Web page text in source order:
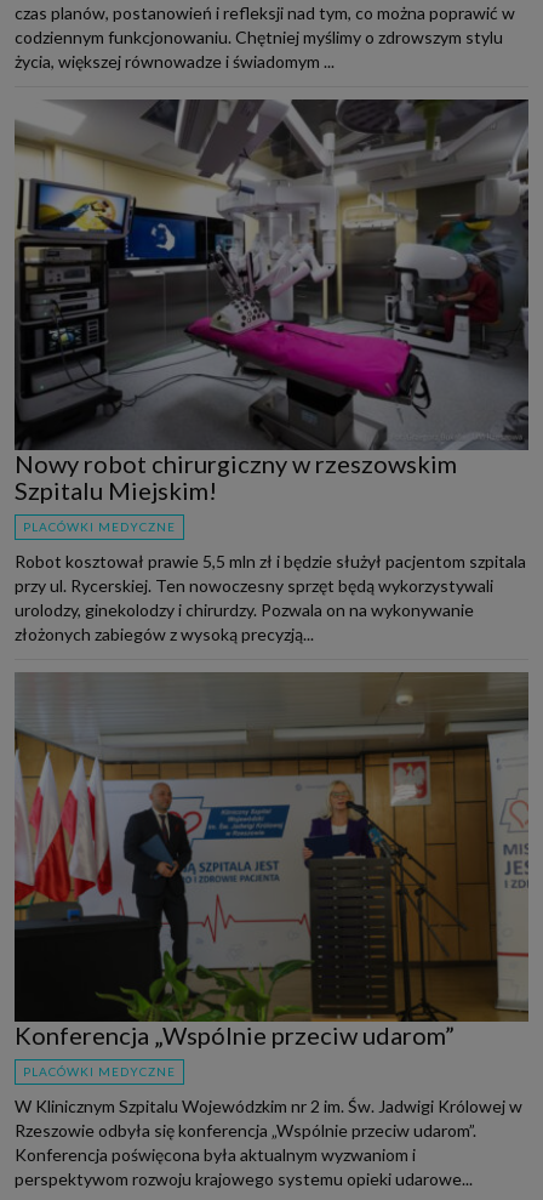
czas planów, postanowień i refleksji nad tym, co można poprawić w
codziennym funkcjonowaniu. Chętniej myślimy o zdrowszym stylu
życia, większej równowadze i świadomym ...
Nowy robot chirurgiczny w rzeszowskim
Szpitalu Miejskim!
PLACÓWKI MEDYCZNE
Robot kosztował prawie 5,5 mln zł i będzie służył pacjentom szpitala
przy ul. Rycerskiej. Ten nowoczesny sprzęt będą wykorzystywali
urolodzy, ginekolodzy i chirurdzy. Pozwala on na wykonywanie
złożonych zabiegów z wysoką precyzją...
Konferencja „Wspólnie przeciw udarom”
PLACÓWKI MEDYCZNE
W Klinicznym Szpitalu Wojewódzkim nr 2 im. Św. Jadwigi Królowej w
Rzeszowie odbyła się konferencja „Wspólnie przeciw udarom”.
Konferencja poświęcona była aktualnym wyzwaniom i
perspektywom rozwoju krajowego systemu opieki udarowe...